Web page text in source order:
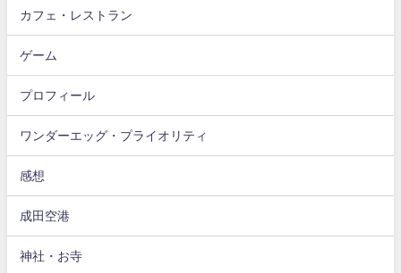
カフェ・レストラン
ゲーム
プロフィール
ワンダーエッグ・プライオリティ
感想
成田空港
神社・お寺